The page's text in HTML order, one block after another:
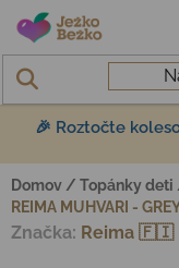
Prejsť na obsah
🎉 Roztočte
Domov / Topánky deti
REIMA MUHVARI -
Značka: Reima 🇫🇮